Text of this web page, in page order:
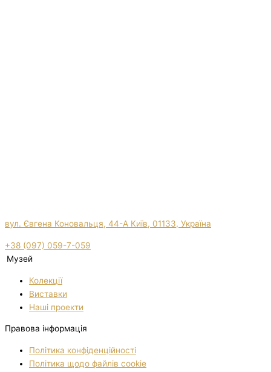
вул. Євгена Коновальця, 44-А Київ, 01133, Україна
+38 (097) 059-7-059
Музей
Колекції
Виставки
Нашi проекти
Правова інформація
Політика конфіденційності
Політика щодо файлів cookie